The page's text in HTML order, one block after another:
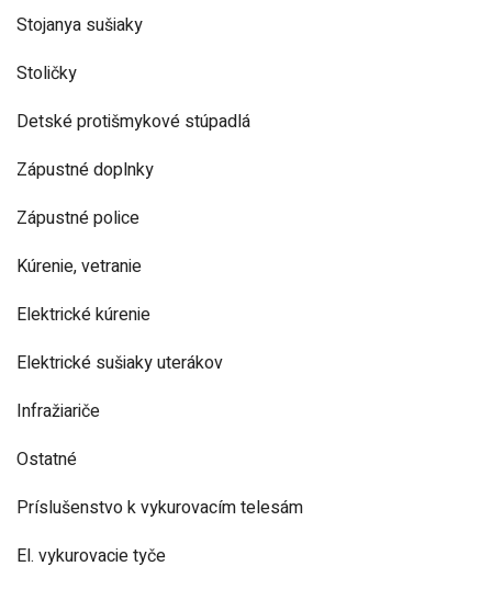
Stojanya sušiaky
Stoličky
Detské protišmykové stúpadlá
Zápustné doplnky
Zápustné police
Kúrenie, vetranie
Elektrické kúrenie
Elektrické sušiaky uterákov
Infražiariče
Ostatné
Príslušenstvo k vykurovacím telesám
El. vykurovacie tyče